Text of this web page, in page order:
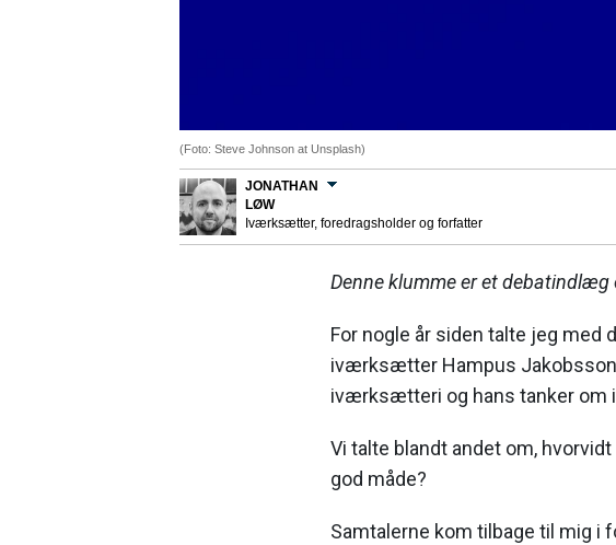
(Foto: Steve Johnson at Unsplash)
JONATHAN
LØW
Iværksætter, foredragsholder og forfatter
Denne klumme er et
For nogle år siden talte jeg med
iværksætter Hampus
iværksætteri og hans tanker om
Vi talte blandt andet om,
god måde?
Samtalerne kom tilbage til mig i